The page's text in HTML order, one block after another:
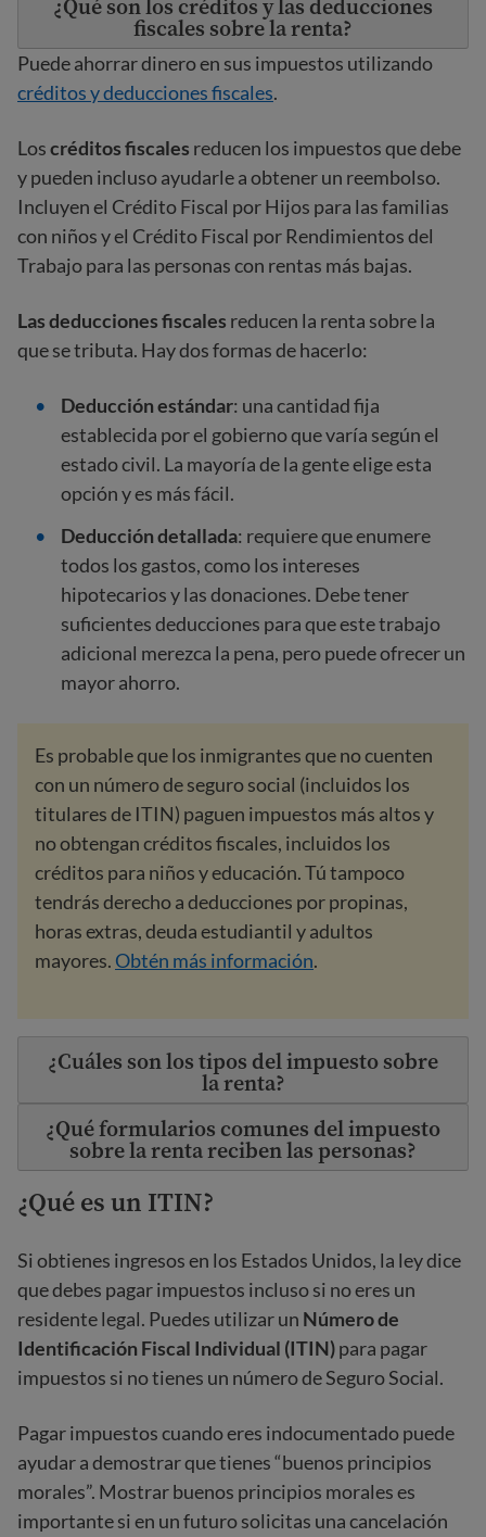
¿Qué son los créditos y las deducciones
fiscales sobre la renta?
Puede ahorrar dinero en sus impuestos utilizando
créditos y deducciones fiscales.
Loscréditos fiscales reducen los impuestos que debe
y pueden incluso ayudarle a obtener un reembolso.
Incluyen el Crédito Fiscal por Hijos para las familias
con niños y el Crédito Fiscal por Rendimientos del
Trabajo para las personas con rentas más bajas.
Las deducciones fiscales reducen la renta sobre la
que se tributa. Hay dos formas de hacerlo:
Deducción estándar: una cantidad fija
establecida por el gobierno que varía según el
estado civil. La mayoría de la gente elige esta
opción y es más fácil.
Deducción detallada: requiere que enumere
todos los gastos, como los intereses
hipotecarios y las donaciones. Debe tener
suficientes deducciones para que este trabajo
adicional merezca la pena, pero puede ofrecer un
mayor ahorro.
Es probable que los inmigrantes que no cuenten
con un número de seguro social (incluidos los
titulares de ITIN) paguen impuestos más altos y
no obtengan créditos fiscales, incluidos los
créditos para niños y educación. Tú tampoco
tendrás derecho a deducciones por propinas,
horas extras, deuda estudiantil y adultos
mayores. Obtén más información.
¿Cuáles son los tipos del impuesto sobre
la renta?
¿Qué formularios comunes del impuesto
sobre la renta reciben las personas?
¿Qué es un ITIN?
Si obtienes ingresos en los Estados Unidos, la ley dice
que debes pagar impuestos incluso si no eres un
residente legal. Puedes utilizar un Número de
Identificación Fiscal Individual (ITIN)para pagar
impuestos si no tienes un número de Seguro Social.
Pagar impuestos cuando eres indocumentado puede
ayudar a demostrar que tienes “buenos principios
morales”. Mostrar buenos principios morales es
importante si en un futuro solicitas una cancelación